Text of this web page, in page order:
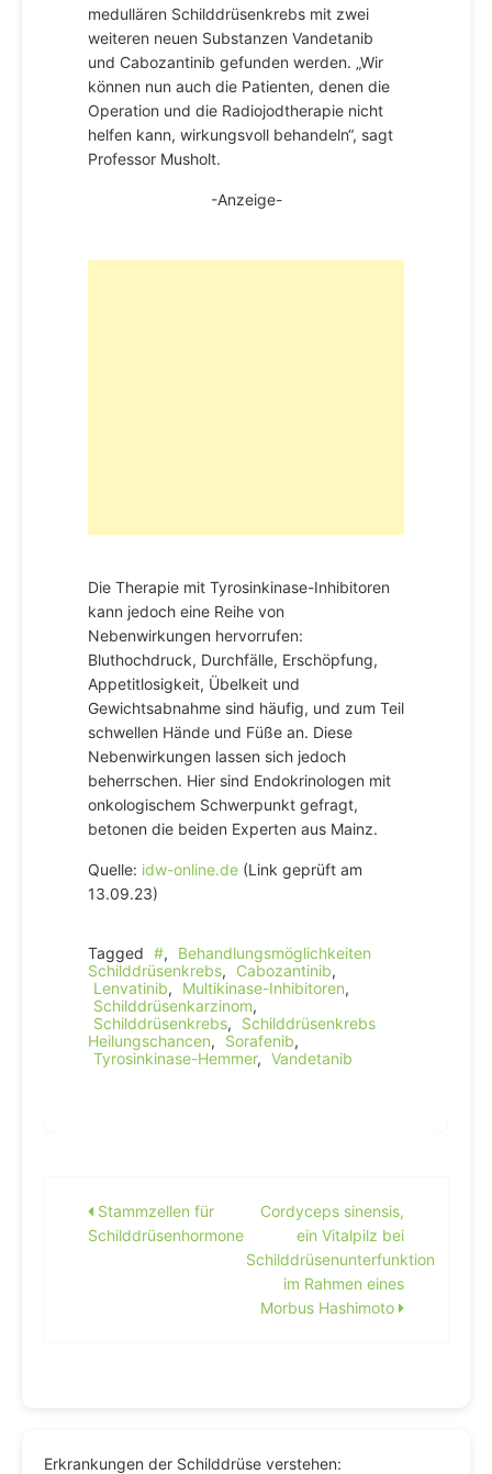
medullären Schilddrüsenkrebs mit zwei
weiteren neuen Substanzen Vandetanib
und Cabozantinib gefunden werden. „Wir
können nun auch die Patienten, denen die
Operation und die Radiojodtherapie nicht
helfen kann, wirkungsvoll behandeln“, sagt
Professor Musholt.
-Anzeige-
Die Therapie mit Tyrosinkinase-Inhibitoren
kann jedoch eine Reihe von
Nebenwirkungen hervorrufen:
Bluthochdruck, Durchfälle, Erschöpfung,
Appetitlosigkeit, Übelkeit und
Gewichtsabnahme sind häufig, und zum Teil
schwellen Hände und Füße an. Diese
Nebenwirkungen lassen sich jedoch
beherrschen. Hier sind Endokrinologen mit
onkologischem Schwerpunkt gefragt,
betonen die beiden Experten aus Mainz.
Quelle: idw-online.de (Link geprüft am
13.09.23)
Tagged #,
Behandlungsmöglichkeiten
Schilddrüsenkrebs, Cabozantinib,
Lenvatinib, Multikinase-Inhibitoren,
Schilddrüsenkarzinom,
Schilddrüsenkrebs,
Schilddrüsenkrebs
Heilungschancen, Sorafenib,
Tyrosinkinase-Hemmer, Vandetanib
Beitragsnavigation
Stammzellen für
Schilddrüsenhormone
Cordyceps sinensis,
ein Vitalpilz bei
Schilddrüsenunterfunktion
im Rahmen eines
Morbus Hashimoto
Erkrankungen der Schilddrüse verstehen: